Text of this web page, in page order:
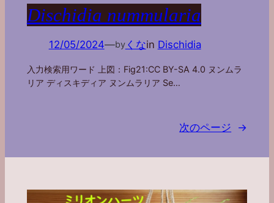
Dischidia nummularia
12/05/2024—byくなin Dischidia
入力検索用ワード 上図：Fig21:CC BY-SA 4.0 ヌンムラ
リア ディスキディア ヌンムラリア Se…
次のページ →